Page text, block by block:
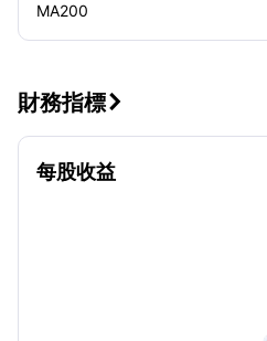
MA200
財務指標
每股收益